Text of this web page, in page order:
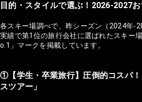
目的・スタイルで選ぶ！2026-2027
各スキー場調べで、昨シーズン（2024年-
実績で第1位の旅行会社に選ばれたスキー
o.1」マークを掲載しています。
①【学生・卒業旅行】圧倒的コスパ
スツアー」